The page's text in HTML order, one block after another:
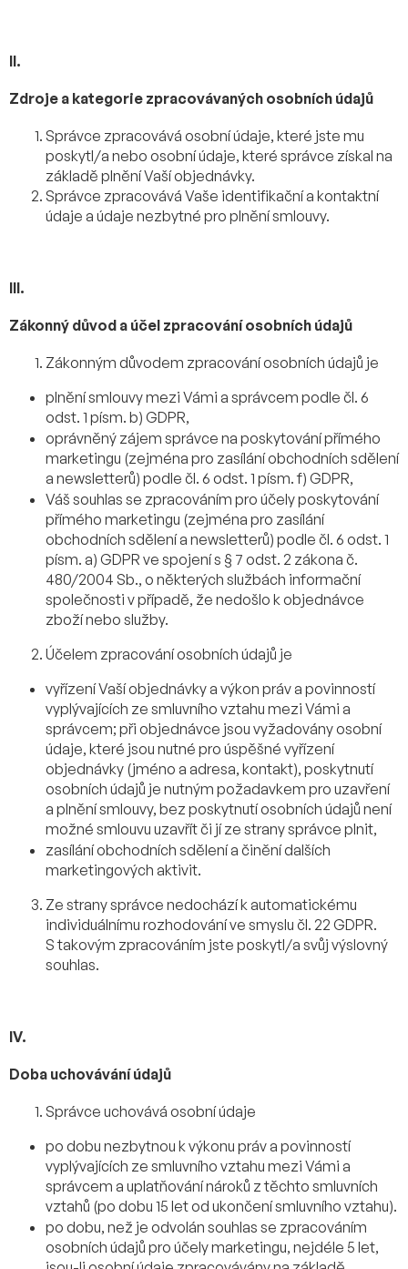
II.
Zdroje a kategorie zpracovávaných osobních údajů
Správce zpracovává osobní údaje, které jste mu
poskytl/a nebo osobní údaje, které správce získal na
základě plnění Vaší objednávky.
Správce zpracovává Vaše identifikační a kontaktní
údaje a údaje nezbytné pro plnění smlouvy.
III.
Zákonný důvod a účel zpracování osobních údajů
Zákonným důvodem zpracování osobních údajů je
plnění smlouvy mezi Vámi a správcem podle čl. 6
odst. 1 písm. b) GDPR,
oprávněný zájem správce na poskytování přímého
marketingu (zejména pro zasílání obchodních sdělení
a newsletterů) podle čl. 6 odst. 1 písm. f) GDPR,
Váš souhlas se zpracováním pro účely poskytování
přímého marketingu (zejména pro zasílání
obchodních sdělení a newsletterů) podle čl. 6 odst. 1
písm. a) GDPR ve spojení s § 7 odst. 2 zákona č.
480/2004 Sb., o některých službách informační
společnosti v případě, že nedošlo k objednávce
zboží nebo služby.
Účelem zpracování osobních údajů je
vyřízení Vaší objednávky a výkon práv a povinností
vyplývajících ze smluvního vztahu mezi Vámi a
správcem; při objednávce jsou vyžadovány osobní
údaje, které jsou nutné pro úspěšné vyřízení
objednávky (jméno a adresa, kontakt), poskytnutí
osobních údajů je nutným požadavkem pro uzavření
a plnění smlouvy, bez poskytnutí osobních údajů není
možné smlouvu uzavřít či jí ze strany správce plnit,
zasílání obchodních sdělení a činění dalších
marketingových aktivit.
Ze strany správce nedochází k automatickému
individuálnímu rozhodování ve smyslu čl. 22 GDPR.
S takovým zpracováním jste poskytl/a svůj výslovný
souhlas.
IV.
Doba uchovávání údajů
Správce uchovává osobní údaje
po dobu nezbytnou k výkonu práv a povinností
vyplývajících ze smluvního vztahu mezi Vámi a
správcem a uplatňování nároků z těchto smluvních
vztahů (po dobu 15 let od ukončení smluvního vztahu).
po dobu, než je odvolán souhlas se zpracováním
osobních údajů pro účely marketingu, nejdéle 5 let,